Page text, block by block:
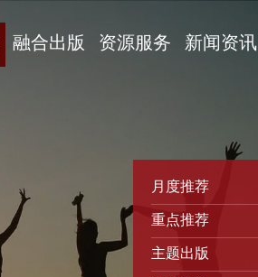
融合出版 资源服务 新闻资讯
月度推荐
重点推荐
主题出版